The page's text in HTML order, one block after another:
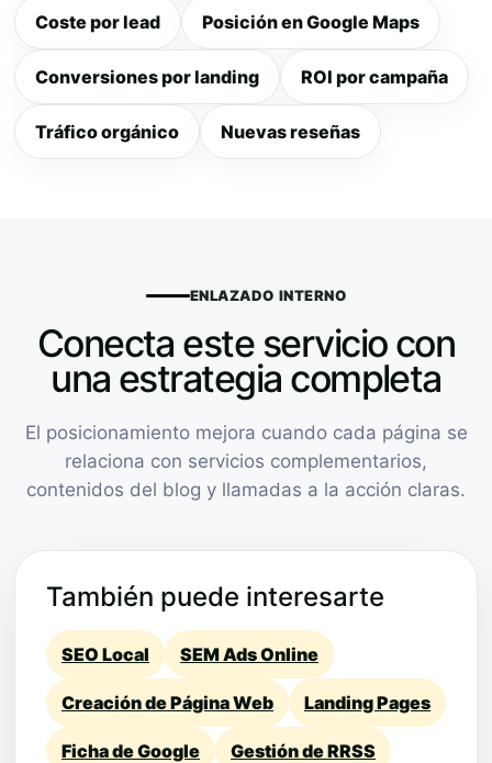
Coste por lead Posición en Google Maps
Conversiones por landing ROI por campaña
Tráfico orgánico Nuevas reseñas
ENLAZADO INTERNO
Conecta este servicio con
una estrategia completa
El posicionamiento mejora cuando cada página se
relaciona con servicios complementarios,
contenidos del blog y llamadas a la acción claras.
También puede interesarte
SEO Local SEM Ads Online
Creación de Página Web Landing Pages
Ficha de Google Gestión de RRSS